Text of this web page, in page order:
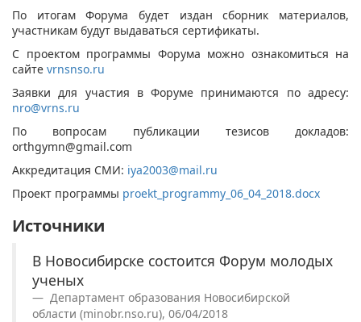
По итогам Форума будет издан сборник материалов,
участникам будут выдаваться сертификаты.
С проектом программы Форума можно ознакомиться на
сайте vrnsnso.ru
Заявки для участия в Форуме принимаются по адресу:
nro@vrns.ru
По вопросам публикации тезисов докладов:
orthgymn@gmail.com
Аккредитация СМИ: iya2003@mail.ru
Проект программы proekt_programmy_06_04_2018.docx
Источники
В Новосибирске состоится Форум молодых
ученых
Департамент образования Новосибирской
области (minobr.nso.ru), 06/04/2018